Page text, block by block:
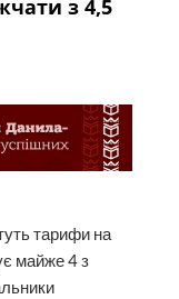
з 4,5
тарифи на
майже 4 з